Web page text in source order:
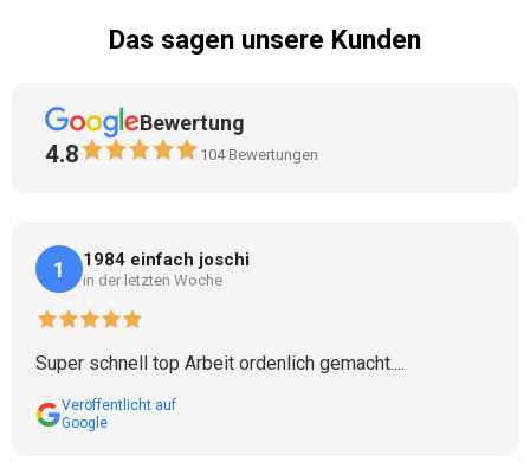
Das sagen unsere Kunden
Bewertung
4.8 104Bewertungen
1 1984 einfach joschi
in der letzten Woche
Super schnell top Arbeit ordenlich gemacht....
Veröffentlicht auf
Google